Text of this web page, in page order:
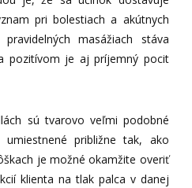
pri bolestiach a akútnych
masážiach stáva
pozitívom je aj príjemný pocit
sú tvarovo veľmi podobné
približne tak, ako
je možné okamžite overiť
klienta na tlak palca v danej